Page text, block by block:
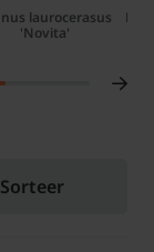
laurocerasus
'Novita'
Sorteer